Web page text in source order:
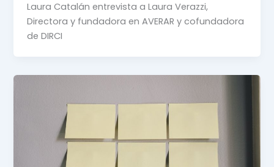
Laura Catalán entrevista a Laura Verazzi,
Directora y fundadora en AVERAR y cofundadora
de DIRCI